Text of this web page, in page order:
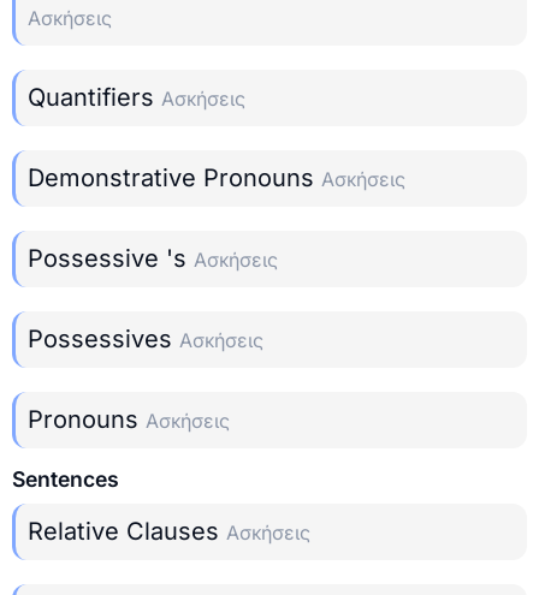
Ασκήσεις
Quantifiers Ασκήσεις
Demonstrative Pronouns Ασκήσεις
Possessive 's Ασκήσεις
Possessives Ασκήσεις
Pronouns Ασκήσεις
Sentences
Relative Clauses Ασκήσεις